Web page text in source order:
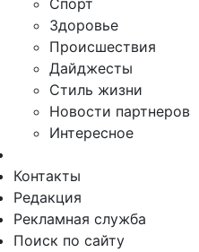
Спорт
Здоровье
Происшествия
Дайджесты
Стиль жизни
Новости партнеров
Интересное
Контакты
Редакция
Рекламная служба
Поиск по сайту